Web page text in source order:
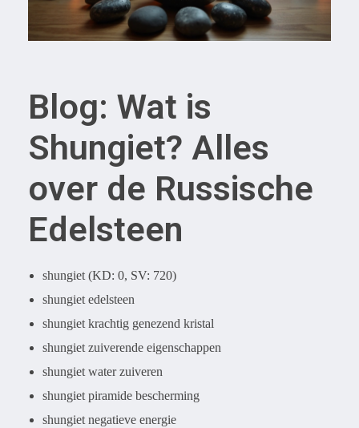
Blog: Wat is
Shungiet? Alles
over de Russische
Edelsteen
shungiet (KD: 0, SV: 720)
shungiet edelsteen
shungiet krachtig genezend kristal
shungiet zuiverende eigenschappen
shungiet water zuiveren
shungiet piramide bescherming
shungiet negatieve energie